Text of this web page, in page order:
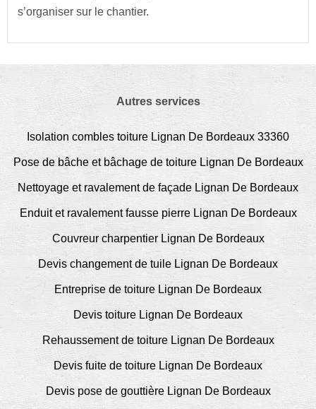
s’organiser sur le chantier.
Autres services
Isolation combles toiture Lignan De Bordeaux 33360
Pose de bâche et bâchage de toiture Lignan De Bordeaux
Nettoyage et ravalement de façade Lignan De Bordeaux
Enduit et ravalement fausse pierre Lignan De Bordeaux
Couvreur charpentier Lignan De Bordeaux
Devis changement de tuile Lignan De Bordeaux
Entreprise de toiture Lignan De Bordeaux
Devis toiture Lignan De Bordeaux
Rehaussement de toiture Lignan De Bordeaux
Devis fuite de toiture Lignan De Bordeaux
Devis pose de gouttière Lignan De Bordeaux